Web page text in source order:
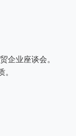
企业座谈会。
。